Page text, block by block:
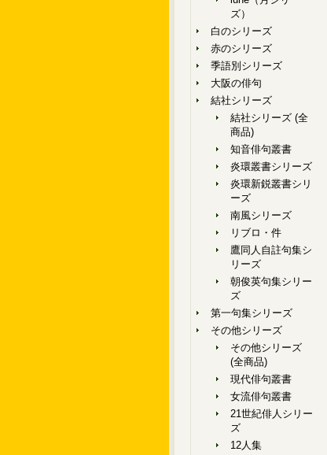
ズ）
白のシリーズ
赤のシリーズ
季語別シリーズ
大阪の俳句
結社シリーズ
結社シリーズ (全
商品)
知音俳句叢書
炎環叢書シリーズ
炎環新鋭叢書シリ
ーズ
南風シリーズ
リブロ・件
鷹同人自註句集シ
リーズ
朝俊英句集シリー
ズ
第一句集シリーズ
その他シリーズ
その他シリーズ
(全商品)
現代俳句叢書
女流俳句叢書
21世紀俳人シリー
ズ
12人集